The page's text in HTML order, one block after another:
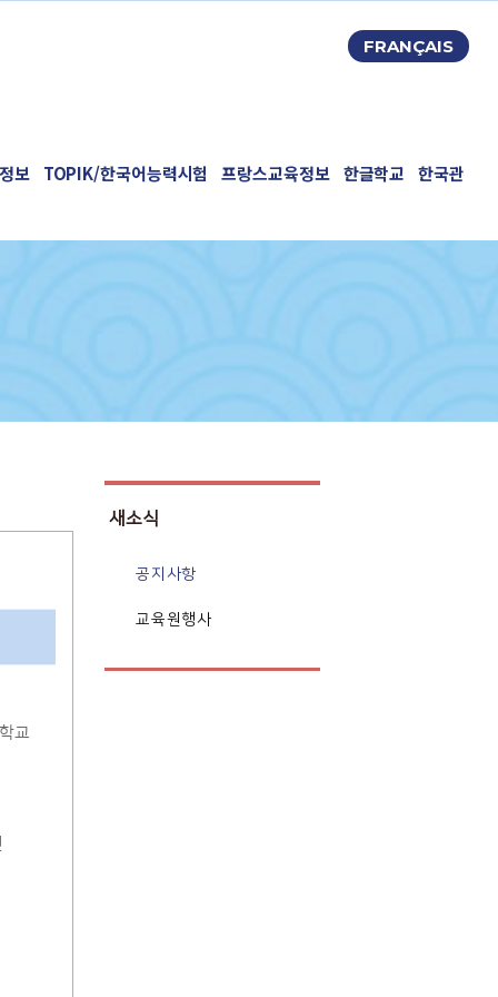
FRANÇAIS
보 TOPIK/한국어능력시험 프랑스교육정보 한글학교 한국관
교
새소식
공지사항
교육원행사